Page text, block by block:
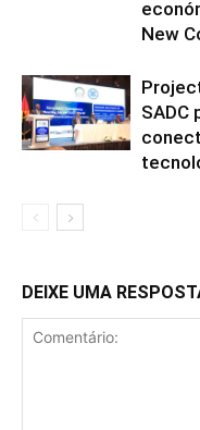
New
SADC
DEIXE UMA